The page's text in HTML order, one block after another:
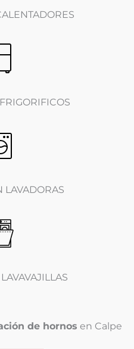
LAVADORAS
de hornos en Calpe